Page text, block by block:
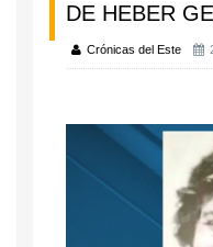
DE HEBER
Crónicas del Este